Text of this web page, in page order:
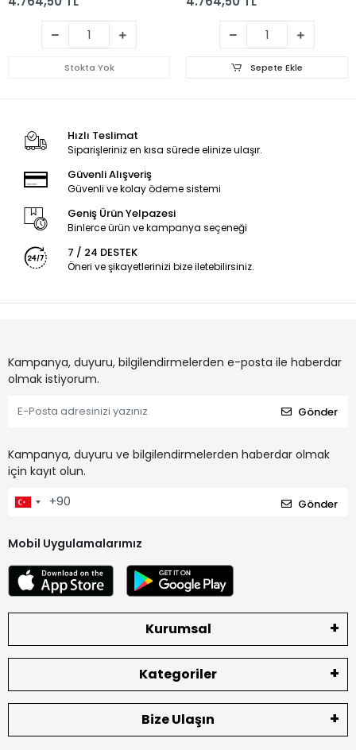
Stokta Yok Sepete Ekle
Hızlı Teslimat
Siparişleriniz en kısa sürede elinize ulaşır.
Güvenli Alışveriş
Güvenli ve kolay ödeme sistemi
Geniş Ürün Yelpazesi
Binlerce ürün ve kampanya seçeneği
7 / 24 DESTEK
Öneri ve şikayetlerinizi bize iletebilirsiniz.
Kampanya, duyuru, bilgilendirmelerden e-posta ile haberdar
olmak istiyorum.
Gönder
Kampanya, duyuru ve bilgilendirmelerden haberdar olmak
için kayıt olun.
Gönder
Mobil Uygulamalarımız
Kurumsal
Kategoriler
Bize Ulaşın